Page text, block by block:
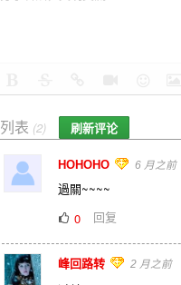
列表 (2) 刷新评论
HOHOHO 6 月之前
過關~~~~
0
回复
峰回路转 2 月之前